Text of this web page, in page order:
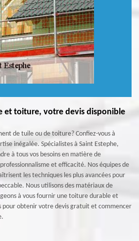
et toiture, votre devis disponible
de tuile ou de toiture? Confiez-vous à
inégalée. Spécialistes à Saint Estephe,
à tous vos besoins en matière de
et efficacité. Nos équipes de
les techniques les plus avancées pour
Nous utilisons des matériaux de
à vous fournir une toiture durable et
pour obtenir votre devis gratuit et commencer